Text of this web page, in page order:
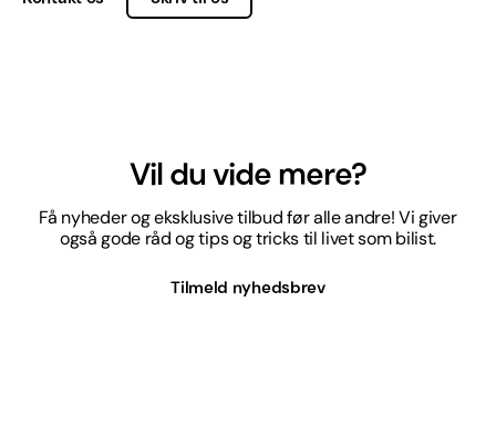
Vil du vide mere?
Få nyheder og eksklusive tilbud før alle andre! Vi giver
også gode råd og tips og tricks til livet som bilist.
Tilmeld nyhedsbrev